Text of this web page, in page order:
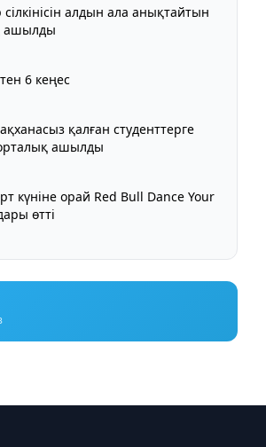
алдын ала анықтайтын
ашылды
6 кеңес
қалған студенттерге
ашылды
күніне орай Red Bull Dance Your
өтті